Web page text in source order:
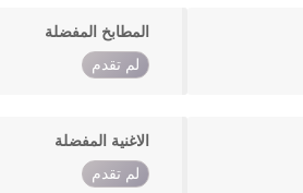
المطابخ المفضلة
لم تقدم
الاغنية المفضلة
لم تقدم